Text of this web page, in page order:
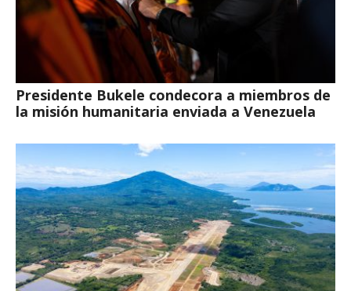
Presidente Bukele condecora a miembros de
la misión humanitaria enviada a Venezuela